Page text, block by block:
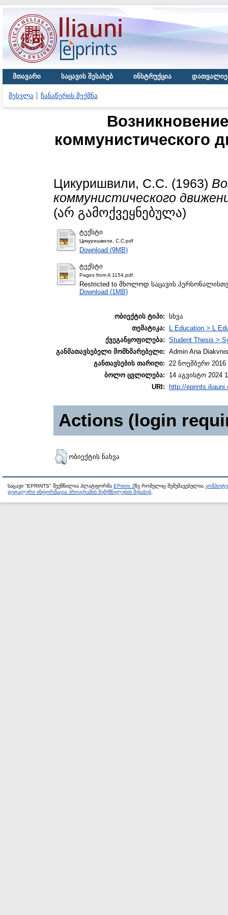
მთავარი საცავის შესახებ ინსტრუქცია
შესვლა ჩანაწერის შექმნა
коммунистического
Цикуришвили, С.С. (1963)
коммунистического
(არ გამოქვეყნებულა)
ტექსტი
Цикуришвили, С.С.pdf
Download (9MB)
ტექსტი
Pages from A 1154.pdf
Restricted to მხოლოდ საცავის
Download (1MB)
ობიექტის ტიპი: სხვა
თემატიკა:
L Education > L
ქვეგანყოფილება: Student Thesis >
განმათავსებელი მომხმარებელი: Admin Ana
განთავსების თარიღი: 22 ნოემბერი 2016
ბოლო ცვლილება:
14 აგვისტო 2024
URI:
http://
Actions (login
ობიექტის ნახვა
საცავი "EPRINTS" შექმნილია პლატფორმა EPrints 3ზე რომელიც შემუშავებულია
დეტალური ინფორმაცია პროგრამის შემქმნელების შესახებ.